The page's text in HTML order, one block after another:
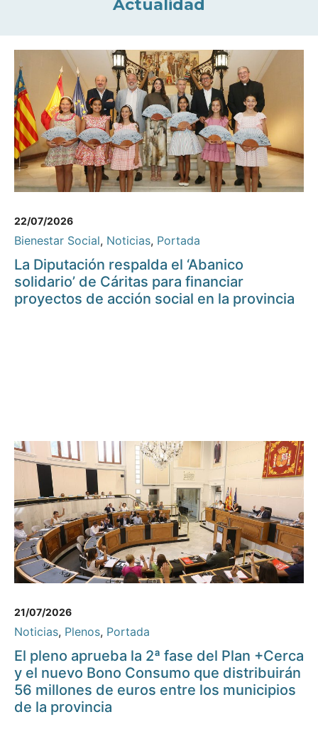
Actualidad
22/07/2026
Bienestar Social, Noticias, Portada
La Diputación respalda el ‘Abanico
solidario’ de Cáritas para financiar
proyectos de acción social en la provincia
21/07/2026
Noticias, Plenos, Portada
El pleno aprueba la 2ª fase del Plan +Cerca
y el nuevo Bono Consumo que distribuirán
56 millones de euros entre los municipios
de la provincia